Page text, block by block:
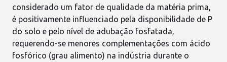
considerado um fator de qualidade da matéria prima,
é positivamente influenciado pela disponibilidade de P
do solo e pelo nível de adubação fosfatada,
requerendo-se menores complementações com ácido
fosfórico (grau alimento) na indústria durante o